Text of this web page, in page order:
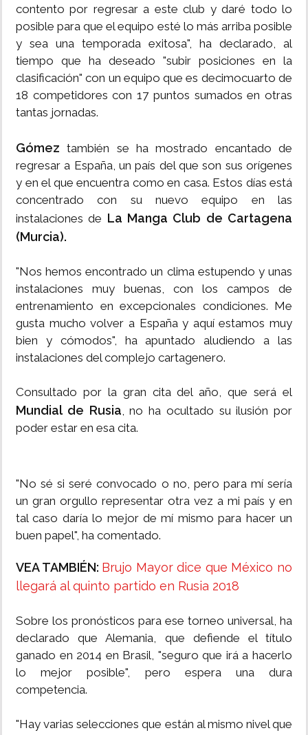
contento por regresar a este club y daré todo lo
posible para que el equipo esté lo más arriba posible
y sea una temporada exitosa", ha declarado, al
tiempo que ha deseado "subir posiciones en la
clasificación" con un equipo que es decimocuarto de
18 competidores con 17 puntos sumados en otras
tantas jornadas.
Gómez también se ha mostrado encantado de
regresar a España, un país del que son sus orígenes
y en el que encuentra como en casa. Estos días está
concentrado con su nuevo equipo en las
instalaciones de La Manga Club de Cartagena
(Murcia).
"Nos hemos encontrado un clima estupendo y unas
instalaciones muy buenas, con los campos de
entrenamiento en excepcionales condiciones. Me
gusta mucho volver a España y aquí estamos muy
bien y cómodos", ha apuntado aludiendo a las
instalaciones del complejo cartagenero.
Consultado por la gran cita del año, que será el
Mundial de Rusia, no ha ocultado su ilusión por
poder estar en esa cita.
"No sé si seré convocado o no, pero para mí sería
un gran orgullo representar otra vez a mi país y en
tal caso daría lo mejor de mí mismo para hacer un
buen papel", ha comentado.
VEA TAMBIÉN: Brujo Mayor dice que México no
llegará al quinto partido en Rusia 2018
Sobre los pronósticos para ese torneo universal, ha
declarado que Alemania, que defiende el título
ganado en 2014 en Brasil, "seguro que irá a hacerlo
lo mejor posible", pero espera una dura
competencia.
"Hay varias selecciones que están al mismo nivel que